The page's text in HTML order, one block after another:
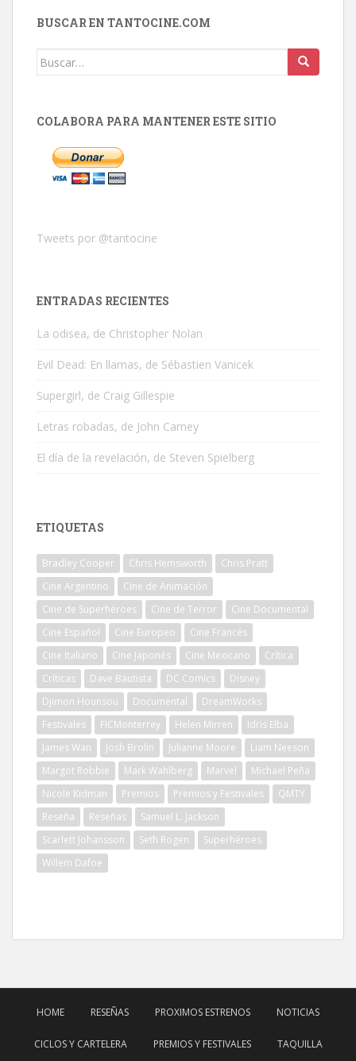
BUSCAR EN TANTOCINE.COM
Buscar:
COLABORA PARA MANTENER ESTE SITIO
Tweets por @tantocine
ENTRADAS RECIENTES
La odisea, de Christopher Nolan
Evil Dead: En llamas, de Sébastien Vanicek
Supergirl, de Craig Gillespie
Letras robadas, de John Carney
El día de la revelación, de Steven Spielberg
ETIQUETAS
Bradley Cooper Chris Hemsworth
Chris Pratt
Cine Argentino
Cine de Animación
Cine de Superhéroes
Cine de Terror
Cine Documental
Cine Español
Cine Europeo
Cine Francés
Cine Italiano
Cine Japonés Cine Mexicano
Crítica
Críticas
Dave Bautista DC Comics
Disney
Djimon Hounsou
Documental
DreamWorks
Festivales
FICMonterrey Helen Mirren
Idris Elba
James Wan
Josh Brolin Julianne Moore
Liam Neeson
Margot Robbie
Mark Wahlberg Marvel
Michael Peña
Nicole Kidman
Premios Premios y Festivales
QMTY
Reseña
Reseñas
Samuel L. Jackson
Scarlett Johansson
Seth Rogen
Superhéroes
Willem Dafoe
HOME RESEÑAS PROXIMOS ESTRENOS NOTICIAS
CICLOS Y CARTELERA PREMIOS Y FESTIVALES TAQUILLA